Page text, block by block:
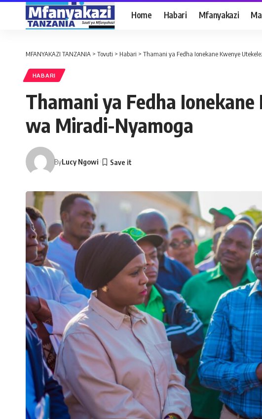
Home Habari Mfanyakazi
MFANYAKAZI TANZANIA > Tovuti > Habari > Thamani ya Fedha Ionekane Kwenye
HABARI
Thamani ya Fedha
wa Miradi-Nyamoga
ByLucy Ngowi